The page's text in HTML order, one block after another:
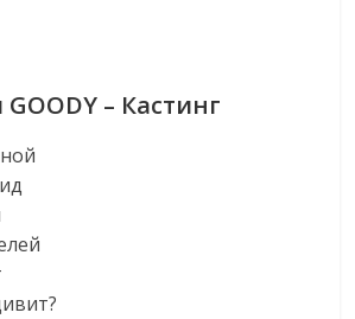
– Кастинг